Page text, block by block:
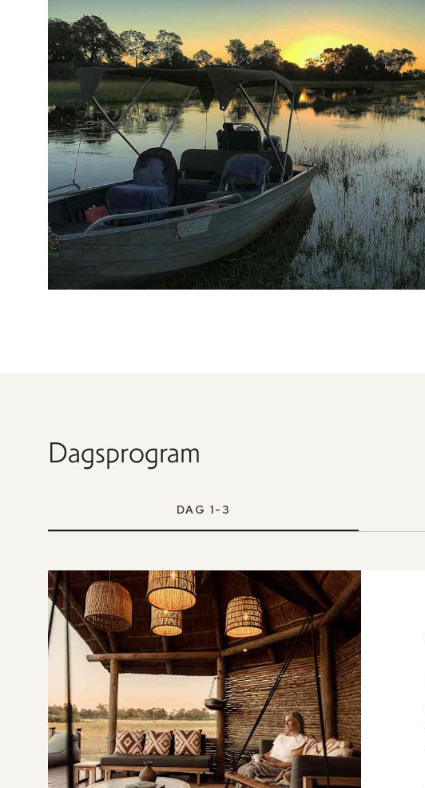
Dagsprogram
DAG 1-3